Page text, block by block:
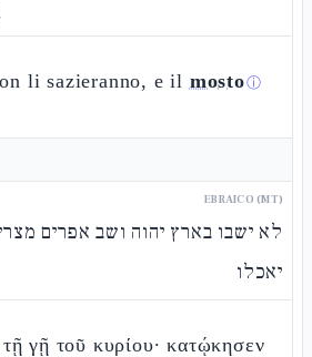
li sazieranno, e il mostoⓘ
EBRAICO (MT)
לא ישבו בארץ יהוה ושב אפרים
יאכלו
γῇ τοῦ κυρίου· κατῴκησεν